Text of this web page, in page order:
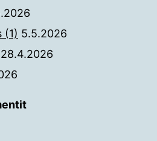
(1) 5.5.2026
28.4.2026